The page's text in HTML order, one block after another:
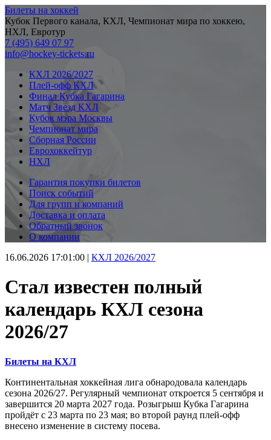
Билеты на хоккей
Кубок Первого канала, КХЛ, Чемпионат мира по хоккею,
НХЛ, Евротур
7 (495) 649 07 97
info@hockey-tickets.ru
КХЛ 2026/2027
Плей-офф КХЛ
Финал Кубка Гагарина
Матч Звезд КХЛ
Кубок мэра Москвы
Чемпионат мира
Сборная России
Еврохоккейтур
НХЛ
Гарантия покупки билетов
Поиск событий
Для групп и компаний
Доставка и оплата
Обратный звонок
О компании
16.06.2026 17:01:00 | КХЛ 2026/2027
Стал известен полный
календарь КХЛ сезона
2026/27
Билеты на КХЛ
Континентальная хоккейная лига обнародовала календарь
сезона 2026/27. Регулярный чемпионат откроется 5 сентября и
завершится 20 марта 2027 года. Розыгрыш Кубка Гагарина
пройдёт с 23 марта по 23 мая; во второй раунд плей-офф
внесено изменение в систему посева.